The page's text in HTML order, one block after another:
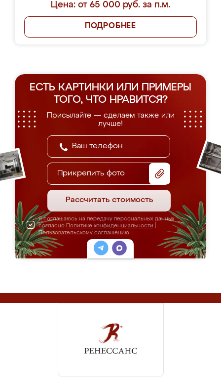
Цена: от 65 000 руб. за п.м.
ПОДРОБНЕЕ
ЕСТЬ КАРТИНКИ ИЛИ ПРИМЕРЫ
ТОГО, ЧТО НРАВИТСЯ?
Присылайте — сделаем также или
лучше!
Прикрепить фото
Рассчитать стоимость
Я соглашаюсь на передачу персональных данных
согласно Политике конфиденциальности
Пользовательскому соглашению